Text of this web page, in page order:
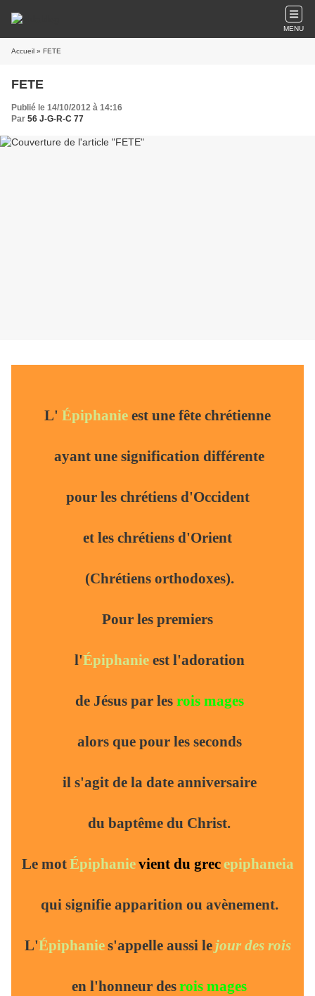
MENU
Accueil » FETE
FETE
Publié le 14/10/2012 à 14:16
Par 56 J-G-R-C 77
L' Épiphanie est une fête chrétienne
ayant une signification différente
pour les chrétiens d'Occident
et les chrétiens d'Orient
(Chrétiens orthodoxes).
Pour les premiers
l'Épiphanieest l'adoration
de Jésus par les rois mages
alors que pour les seconds
il s'agit de la date anniversaire
du baptême du Christ.
Le motÉpiphanievient du grec epiphaneia
qui signifie apparition ou avènement.
L'Épiphanies'appelle aussi lejour des rois
en l'honneur desrois mages